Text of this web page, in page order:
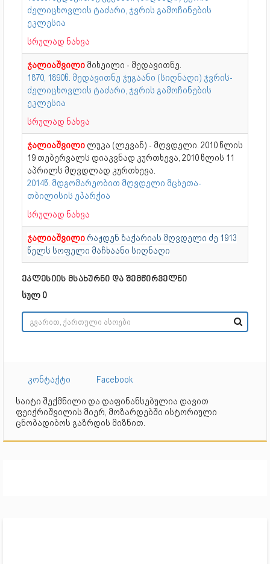
ძელიცხოვლის ტაძარი, ჯვრის გამოჩინების
ეკლესია
სრულად ნახვა
ჯალიაშვილი მიხეილი - მედავითნე.
1870, 1890წ. მედავითნე ჯუგაანი (სიღნაღი) ჯვრის-
ძელიცხოვლის ტაძარი, ჯვრის გამოჩინების
ეკლესია
სრულად ნახვა
ჯალიაშვილი ლუკა (ლევან) - მღვდელი. 2010 წლის
19 თებერვალს დიაკვნად კურთხევა, 2010 წლის 11
აპრილს მღვდლად კურთხევა.
2014წ. მდგომარეობით მღვდელი მცხეთა-
თბილისის ეპარქია
სრულად ნახვა
ჯალიაშვილი რაჟდენ ზაქარიას მღვდელი ძე 1913
წელს სოფელი მაჩხაანი სიღნაღი
ეკლესიის მსახურნი და შემწირველნი
სულ 0
კონტაქტი
Facebook
საიტი შექმნილი და დაფინანსებულია დავით
ფეიქრიშვილის მიერ, მოზარდებში ისტორიული
ცნობადიბოს გაზრდის მიზნით.